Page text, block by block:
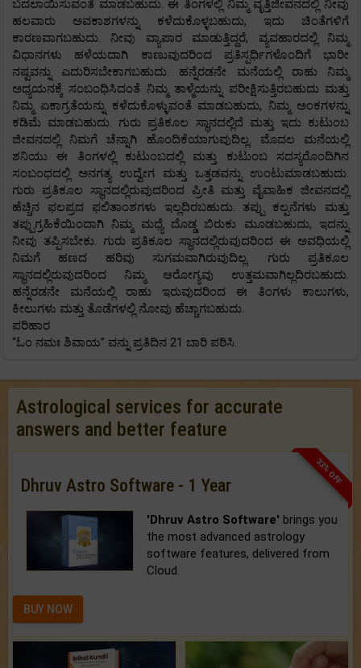
ಬದಲಾಯಿಸುವಂತೆ ಮಾಡಬಹುದು. ಈ ತಿಂಗಳಲ್ಲಿ ನಿಮ್ಮ ವೃತ್ತಿಜೀವನದಲ್ಲಿ ನೀವು
ಹಲವಾರು ಅವಕಾಶಗಳನ್ನು ಕಳೆದುಕೊಳ್ಳಬಹುದು, ಇದು ಚಿಂತೆಗಳಿಗೆ
ಕಾರಣವಾಗಬಹುದು. ನೀವು ವ್ಯಾಪಾರ ಮಾಡುತ್ತಿದ್ದರೆ, ವ್ಯವಹಾರದಲ್ಲಿ ನಿಮ್ಮ
ವಿಧಾನಗಳು ಹಳೆಯದಾಗಿ ಕಾಣುವುದರಿಂದ ಪ್ರತಿಸ್ಪರ್ಧಿಗಳೊಂದಿಗೆ ಭಾರೀ
ನಷ್ಟವನ್ನು ಎದುರಿಸಬೇಕಾಗಬಹುದು. ಹನ್ನೆರಡನೇ ಮನೆಯಲ್ಲಿ ರಾಹು ನಿಮ್ಮ
ಅಧ್ಯಯನಕ್ಕೆ ಸಂಬಂಧಿಸಿದಂತೆ ನಿಮ್ಮ ತಾಳ್ಮೆಯನ್ನು ಪರೀಕ್ಷಿಸುತ್ತಿರಬಹುದು ಮತ್ತು
ನಿಮ್ಮ ಏಕಾಗ್ರತೆಯನ್ನು ಕಳೆದುಕೊಳ್ಳುವಂತೆ ಮಾಡಬಹುದು, ನಿಮ್ಮ ಅಂಕಗಳನ್ನು
ಕಡಿಮೆ ಮಾಡಬಹುದು. ಗುರು ಪ್ರತಿಕೂಲ ಸ್ಥಾನದಲ್ಲಿದೆ ಮತ್ತು ಇದು ಕುಟುಂಬ
ಜೀವನದಲ್ಲಿ ನಿಮಗೆ ಚೆನ್ನಾಗಿ ಹೊಂದಿಕೆಯಾಗುವುದಿಲ್ಲ. ಮೊದಲ ಮನೆಯಲ್ಲಿ
ಶನಿಯು ಈ ತಿಂಗಳಲ್ಲಿ ಕುಟುಂಬದಲ್ಲಿ ಮತ್ತು ಕುಟುಂಬ ಸದಸ್ಯರೊಂದಿಗಿನ
ಸಂಬಂಧದಲ್ಲಿ ಅನಗತ್ಯ ಉದ್ವೇಗ ಮತ್ತು ಒತ್ತಡವನ್ನು ಉಂಟುಮಾಡಬಹುದು.
ಗುರು ಪ್ರತಿಕೂಲ ಸ್ಥಾನದಲ್ಲಿರುವುದರಿಂದ ಪ್ರೀತಿ ಮತ್ತು ವೈವಾಹಿಕ ಜೀವನದಲ್ಲಿ
ಹೆಚ್ಚಿನ ಫಲಪ್ರದ ಫಲಿತಾಂಶಗಳು ಇಲ್ಲದಿರಬಹುದು. ತಪ್ಪು ಕಲ್ಪನೆಗಳು ಮತ್ತು
ತಪ್ಪುಗ್ರಹಿಕೆಯಿಂದಾಗಿ ನಿಮ್ಮ ಮಧ್ಯೆ ದೊಡ್ಡ ಬಿರುಕು ಮೂಡಬಹುದು, ಇದನ್ನು
ನೀವು ತಪ್ಪಿಸಬೇಕು. ಗುರು ಪ್ರತಿಕೂಲ ಸ್ಥಾನದಲ್ಲಿರುವುದರಿಂದ ಈ ಅವಧಿಯಲ್ಲಿ
ನಿಮಗೆ ಹಣದ ಹರಿವು ಸುಗಮವಾಗಿರುವುದಿಲ್ಲ. ಗುರು ಪ್ರತಿಕೂಲ
ಸ್ಥಾನದಲ್ಲಿರುವುದರಿಂದ ನಿಮ್ಮ ಆರೋಗ್ಯವು ಉತ್ತಮವಾಗಿಲ್ಲದಿರಬಹುದು.
ಹನ್ನೆರಡನೇ ಮನೆಯಲ್ಲಿ ರಾಹು ಇರುವುದರಿಂದ ಈ ತಿಂಗಳು ಕಾಲುಗಳು,
ಕೀಲುಗಳು ಮತ್ತು ತೊಡೆಗಳಲ್ಲಿ ನೋವು ಹೆಚ್ಚಾಗಬಹುದು.
ಪರಿಹಾರ
“ಓಂ ನಮಃ ಶಿವಾಯ” ವನ್ನು ಪ್ರತಿದಿನ 21 ಬಾರಿ ಪಠಿಸಿ.
Astrological services for accurate
answers and better feature
33% OFF
Dhruv Astro Software - 1 Year
'Dhruv Astro Software' brings you
the most advanced astrology
software features, delivered from
Cloud.
BUY NOW